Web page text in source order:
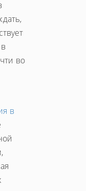
во
в